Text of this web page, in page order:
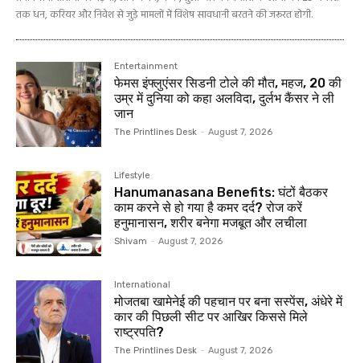
तक धन, करियर और निवेश से जुड़े मामलों में विशेष सावधानी बरतने की जरूरत होगी.
Entertainment
फेमस इंफ्लुएंसर सिडनी टोले की मौत, महज, 20 की
उम्र में दुनिया को कहा अलविदा, दुर्लभ कैंसर ने ली
जान
The Printlines Desk - August 7, 2026
Lifestyle
Hanumanasana Benefits: घंटों बैठकर
काम करने से हो गया है कमर दर्द? रोज करें
हनुमानासन, शरीर बनेगा मजबूत और लचीला
Shivam - August 7, 2026
International
मोजतबा खामेनेई की पहचान पर बना सस्पेंस, अंधेरे में
कार की पिछली सीट पर आखिर किससे मिले
राष्ट्रपति?
The Printlines Desk - August 7, 2026